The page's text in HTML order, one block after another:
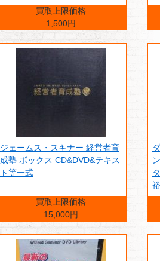
買取上限価格
1,500円
ジェームス・スキナー 経営者育
成塾 ボックス CD&DVD&テキス
ト等一式
買取上限価格
15,000円